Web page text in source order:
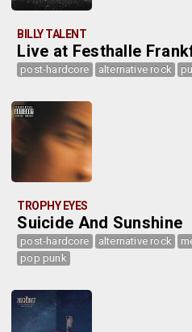
BILLY TALENT
Live at Festhalle
post-hardcore alternative rock
TROPHY EYES
Suicide And Sunshine
post-hardcore alternative rock
pop punk